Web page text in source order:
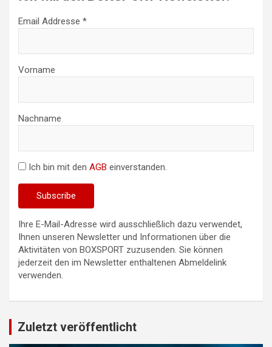
Email Addresse *
Vorname
Nachname
Ich bin mit den AGB einverstanden.
Ihre E-Mail-Adresse wird ausschließlich dazu verwendet,
Ihnen unseren Newsletter und Informationen über die
Aktivitäten von BOXSPORT zuzusenden. Sie können
jederzeit den im Newsletter enthaltenen Abmeldelink
verwenden.
Zuletzt veröffentlicht